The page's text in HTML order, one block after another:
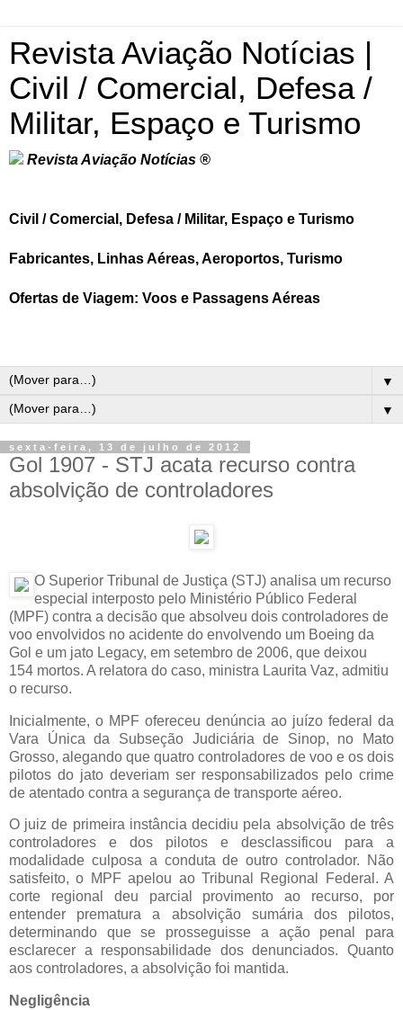
Revista Aviação Notícias |
Civil / Comercial, Defesa /
Militar, Espaço e Turismo
Revista Aviação Notícias ®
Civil / Comercial, Defesa / Militar, Espaço e Turismo
Fabricantes, Linhas Aéreas, Aeroportos, Turismo
Ofertas de Viagem: Voos e Passagens Aéreas
▼
▼
sexta-feira, 13 de julho de 2012
Gol 1907 - STJ acata recurso contra
absolvição de controladores
O Superior Tribunal de Justiça (STJ) analisa um recurso
especial interposto pelo Ministério Público Federal
(MPF) contra a decisão que absolveu dois controladores de
voo envolvidos no acidente do envolvendo um Boeing da
Gol e um jato Legacy, em setembro de 2006, que deixou
154 mortos. A relatora do caso, ministra Laurita Vaz, admitiu
o recurso.
Inicialmente, o MPF ofereceu denúncia ao juízo federal da
Vara Única da Subseção Judiciária de Sinop, no Mato
Grosso, alegando que quatro controladores de voo e os dois
pilotos do jato deveriam ser responsabilizados pelo crime
de atentado contra a segurança de transporte aéreo.
O juiz de primeira instância decidiu pela absolvição de três
controladores e dos pilotos e desclassificou para a
modalidade culposa a conduta de outro controlador. Não
satisfeito, o MPF apelou ao Tribunal Regional Federal. A
corte regional deu parcial provimento ao recurso, por
entender prematura a absolvição sumária dos pilotos,
determinando que se prosseguisse a ação penal para
esclarecer a responsabilidade dos denunciados. Quanto
aos controladores, a absolvição foi mantida.
Negligência